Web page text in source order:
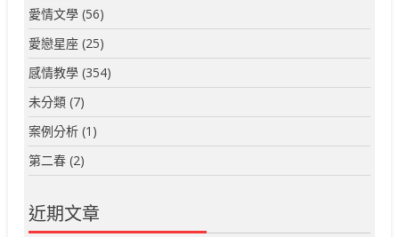
愛情文學 (56)
愛戀星座 (25)
感情教學 (354)
未分類 (7)
案例分析 (1)
第二春 (2)
近期文章